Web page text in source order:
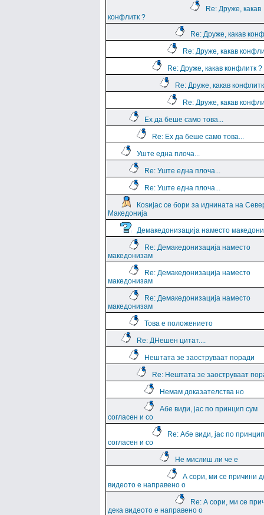
Re: Друже, какав
конфлитк ?
Re: Друже, какав
Re: Друже, какав
Re: Друже, какав конфлитк ?
Re: Друже, какав
Re: Друже, какав
Ех да беше само това...
Re: Ех да беше само това...
Уште една плоча...
Re: Уште една плоча...
Re: Уште една плоча...
Коѕијас се бори за иднината на
Македонија
Демакедонизација наместо
Re: Демакедонизација наместо
македонизам
Re: Демакедонизација наместо
македонизам
Re: Демакедонизација наместо
македонизам
Това е положението
Re: ДНешен цитат....
Нештата зе заоструваат поради
Re: Нештата зе заоструваат
Немам доказателства но
Абе види, јас по принцип сум
согласен и со
Re: Абе види, јас по
согласен и со
Не мислиш ли че е
А сори, ми се причини
видеото е направено о
Re: А сори, ми се
дека видеото е направено о